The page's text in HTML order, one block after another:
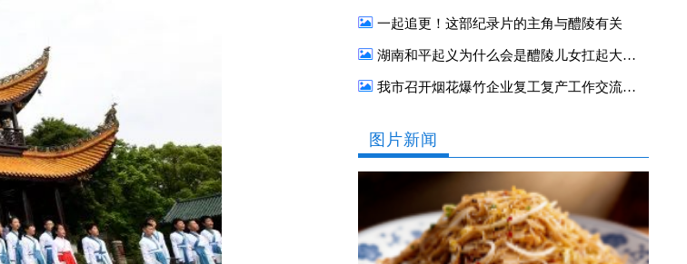
一起追更！这部纪录片的主角与醴陵有关
湖南和平起义为什么会是醴陵儿女扛起大旗？
我市召开烟花爆竹企业复工复产工作交流座谈会
图片新闻